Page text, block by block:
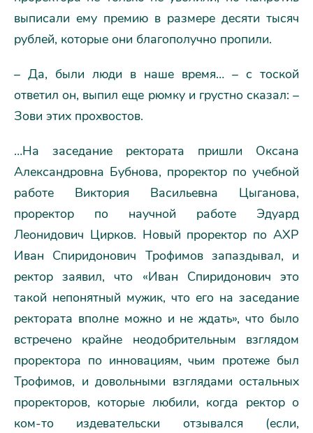
выписали ему премию в размере десяти тысяч
рублей, которые они благополучно пропили.
– Да, были люди в наше время… – с тоской
ответил он, выпил еще рюмку и грустно сказал: –
Зови этих прохвостов.
…На заседание ректората пришли Оксана
Александровна Бубнова, проректор по учебной
работе Виктория Васильевна Цыганова,
проректор по научной работе Эдуард
Леонидович Цирков. Новый проректор по АХР
Иван Спиридонович Трофимов запаздывал, и
ректор заявил, что «Иван Спиридонович это
такой непонятный мужик, что его на заседание
ректората вполне можно и не ждать», что было
встречено крайне неодобрительным взглядом
проректора по инновациям, чьим протеже был
Трофимов, и довольными взглядами остальных
проректоров, которые любили, когда ректор о
ком-то издевательски отзывался (если,